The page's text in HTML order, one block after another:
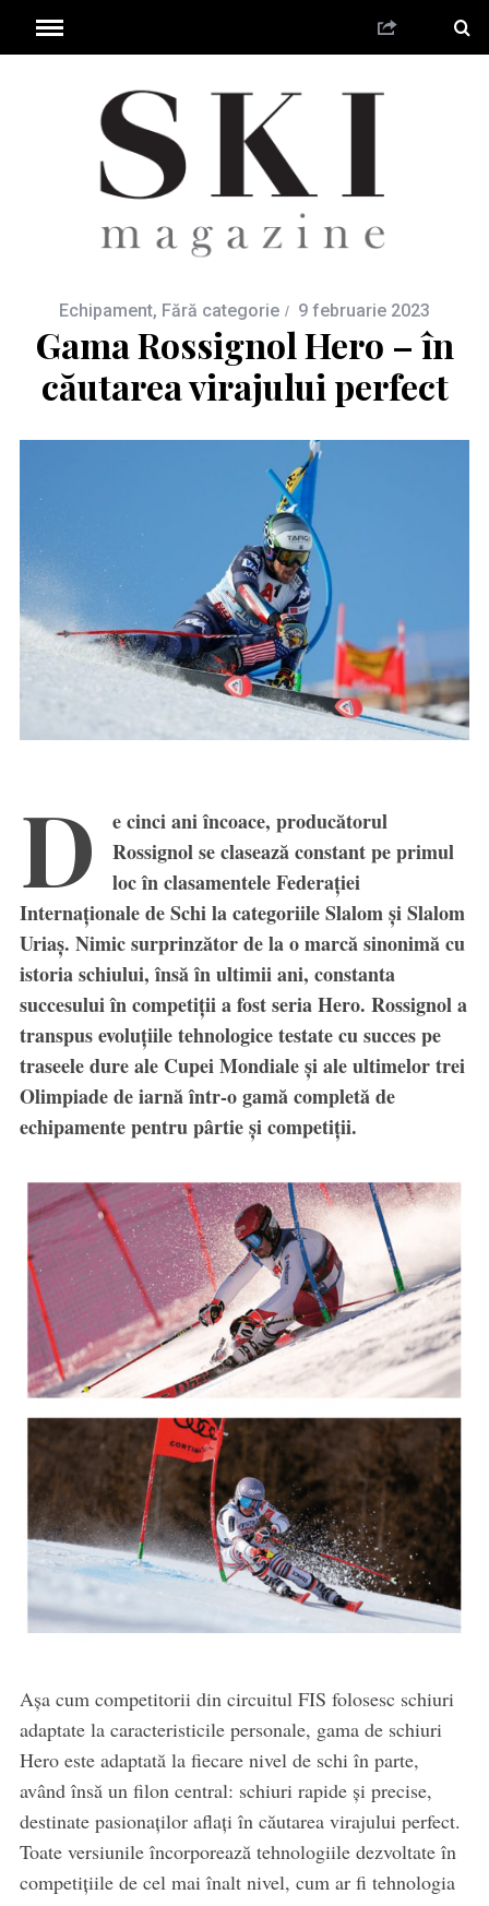
Echipament, Fără categorie 9 februarie 2023
Gama Rossignol Hero – în
căutarea virajului perfect
D
e cinci ani încoace, producătorul
Rossignol se clasează constant pe primul
loc în clasamentele Federației
Internaționale de Schi la categoriile Slalom și Slalom
Uriaș. Nimic surprinzător de la o marcă sinonimă cu
istoria schiului, însă în ultimii ani, constanta
succesului în competiții a fost seria Hero. Rossignol a
transpus evoluțiile tehnologice testate cu succes pe
traseele dure ale Cupei Mondiale și ale ultimelor trei
Olimpiade de iarnă într-o gamă completă de
echipamente pentru pârtie și competiții.
Așa cum competitorii din circuitul FIS folosesc schiuri
adaptate la caracteristicile personale, gama de schiuri
Hero este adaptată la fiecare nivel de schi în parte,
având însă un filon central: schiuri rapide și precise,
destinate pasionaților aflați în căutarea virajului perfect.
Toate versiunile încorporează tehnologiile dezvoltate în
competițiile de cel mai înalt nivel, cum ar fi tehnologia